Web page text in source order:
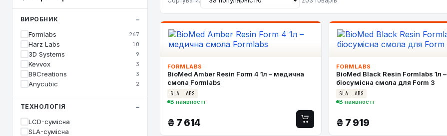
ВИРОБНИК
Formlabs 267
Harz Labs 10
3D Systems 9
Kevvox 3
B9Creations 3
Anycubic 2
ТЕХНОЛОГІЯ
LCD-сумісна
SLA-сумісна
FORMLABS
BioMed Amber Resin Form 4 1л – медична
смола Formlabs
SLA ABS
В наявності
₴ 7 614
FORMLABS
BioMed Black Resin Formlabs 1л –
біосумісна смола для Form 3
SLA ABS
В наявності
₴ 7 919